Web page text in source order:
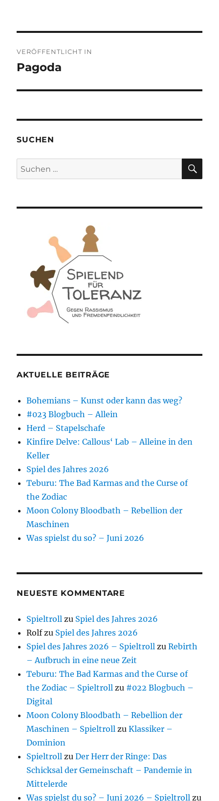
VERÖFFENTLICHT IN
Pagoda
SUCHEN
Suchen
nach:
AKTUELLE BEITRÄGE
Bohemians – Kunst oder kann das weg?
#023 Blogbuch – Allein
Herd – Stapelschafe
Kinfire Delve: Callous‘ Lab – Alleine in den
Keller
Spiel des Jahres 2026
Teburu: The Bad Karmas and the Curse of
the Zodiac
Moon Colony Bloodbath – Rebellion der
Maschinen
Was spielst du so? – Juni 2026
NEUESTE KOMMENTARE
Spieltroll zu Spiel des Jahres 2026
Rolfzu Spiel des Jahres 2026
Spiel des Jahres 2026 – Spieltroll zuRebirth
– Aufbruch in eine neue Zeit
Teburu: The Bad Karmas and the Curse of
the Zodiac – Spieltroll zu #022 Blogbuch –
Digital
Moon Colony Bloodbath – Rebellion der
Maschinen – Spieltroll zuKlassiker –
Dominion
Spieltroll zuDer Herr der Ringe: Das
Schicksal der Gemeinschaft – Pandemie in
Mittelerde
Was spielst du so? – Juni 2026 – Spieltroll zu